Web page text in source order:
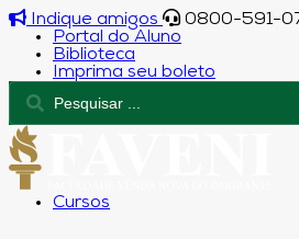
Indique amigos
0800-591-
Portal do Aluno
Biblioteca
Imprima seu boleto
Cursos